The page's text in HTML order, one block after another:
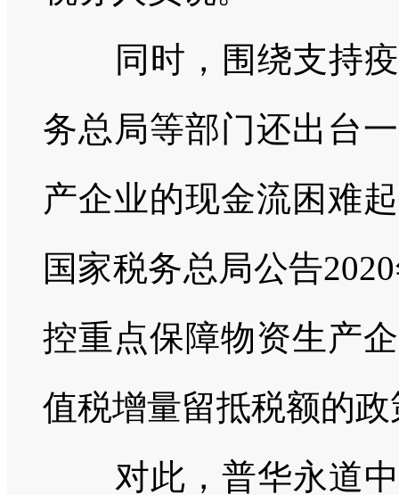
同时，围绕支持
务总局等部门还出台
产企业的现金流困难
国家税务总局公告
控重点保障物资生产
值税增量留抵税额的政
对此，普华永道